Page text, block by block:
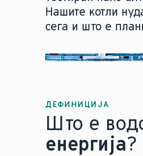
Нашите котли
сега и што е
ДЕФИНИЦИЈА
Што е
енергија?